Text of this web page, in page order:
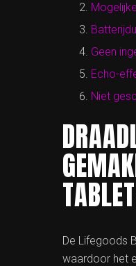
Geen
Echo-
Niet
De Lifegoods
waardoor het